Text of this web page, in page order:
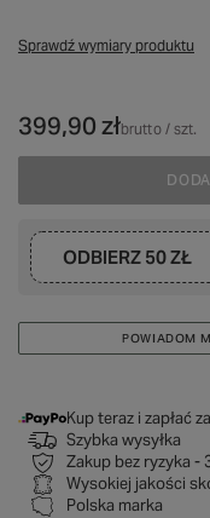
Sprawdź wymiary produktu
399,90 złbrutto/szt.
ODBIERZ 50 ZŁ
POWIADOM
Kup teraz i zapłać
Szybka wysyłka
Zakup bez ryzyka -
Wysokiej jakości
Polska marka